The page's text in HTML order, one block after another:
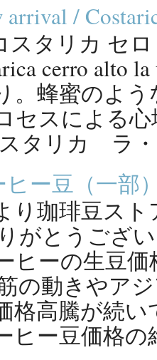
arrival /
タリカ セロ
cerro alto
。蜂蜜のよ
セスによる
タリカ ラ
ヒー豆（一部
り珈琲豆スト
がとうござ
ヒーの生豆
の動きやア
格高騰が続
ヒー豆価格の